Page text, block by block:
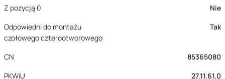
Z pozycją 0
Nie
Odpowiedni do montażu
czołowego czterootworowego
Tak
CN
85365080
PKWiU
27.11.61.0